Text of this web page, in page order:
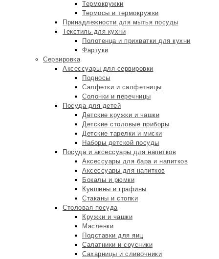
Термокружки
Термосы и термокружки
Принадлежности для мытья посуды
Текстиль для кухни
Полотенца и прихватки для кухни
Фартуки
Сервировка
Аксессуары для сервировки
Подносы
Салфетки и салфетницы
Солонки и перечницы
Посуда для детей
Детские кружки и чашки
Детские столовые приборы
Детские тарелки и миски
Наборы детской посуды
Посуда и аксессуары для напитков
Аксессуары для бара и напитков
Аксессуары для напитков
Бокалы и рюмки
Кувшины и графины
Стаканы и стопки
Столовая посуда
Кружки и чашки
Масленки
Подставки для яиц
Салатники и соусники
Сахарницы и сливочники